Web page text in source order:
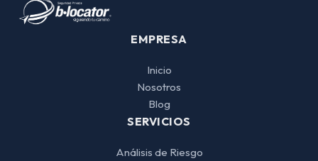
EMPRESA
Inicio
Nosotros
Blog
SERVICIOS
Análisis de Riesgo